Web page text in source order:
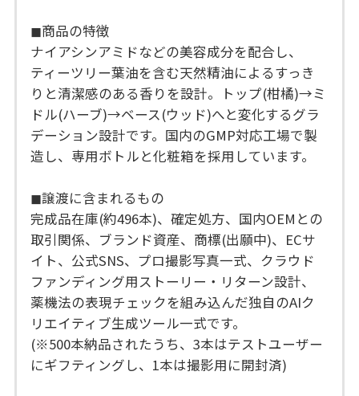
◼︎商品の特徴
ナイアシンアミドなどの美容成分を配合し、
ティーツリー葉油を含む天然精油によるすっき
りと清潔感のある香りを設計。トップ(柑橘)→ミ
ドル(ハーブ)→ベース(ウッド)へと変化するグラ
デーション設計です。国内のGMP対応工場で製
造し、専用ボトルと化粧箱を採用しています。
◼︎譲渡に含まれるもの
完成品在庫(約496本)、確定処方、国内OEMとの
取引関係、ブランド資産、商標(出願中)、ECサ
イト、公式SNS、プロ撮影写真一式、クラウド
ファンディング用ストーリー・リターン設計、
薬機法の表現チェックを組み込んだ独自のAIク
リエイティブ生成ツール一式です。
(※500本納品されたうち、3本はテストユーザー
にギフティングし、1本は撮影用に開封済)